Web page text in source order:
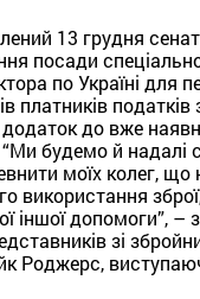
13 грудня
посади
по Україні для
платників податків
до вже
будемо й надалі
моїх колег, що
використання
іншої допомоги”, –
зі
Роджерс,